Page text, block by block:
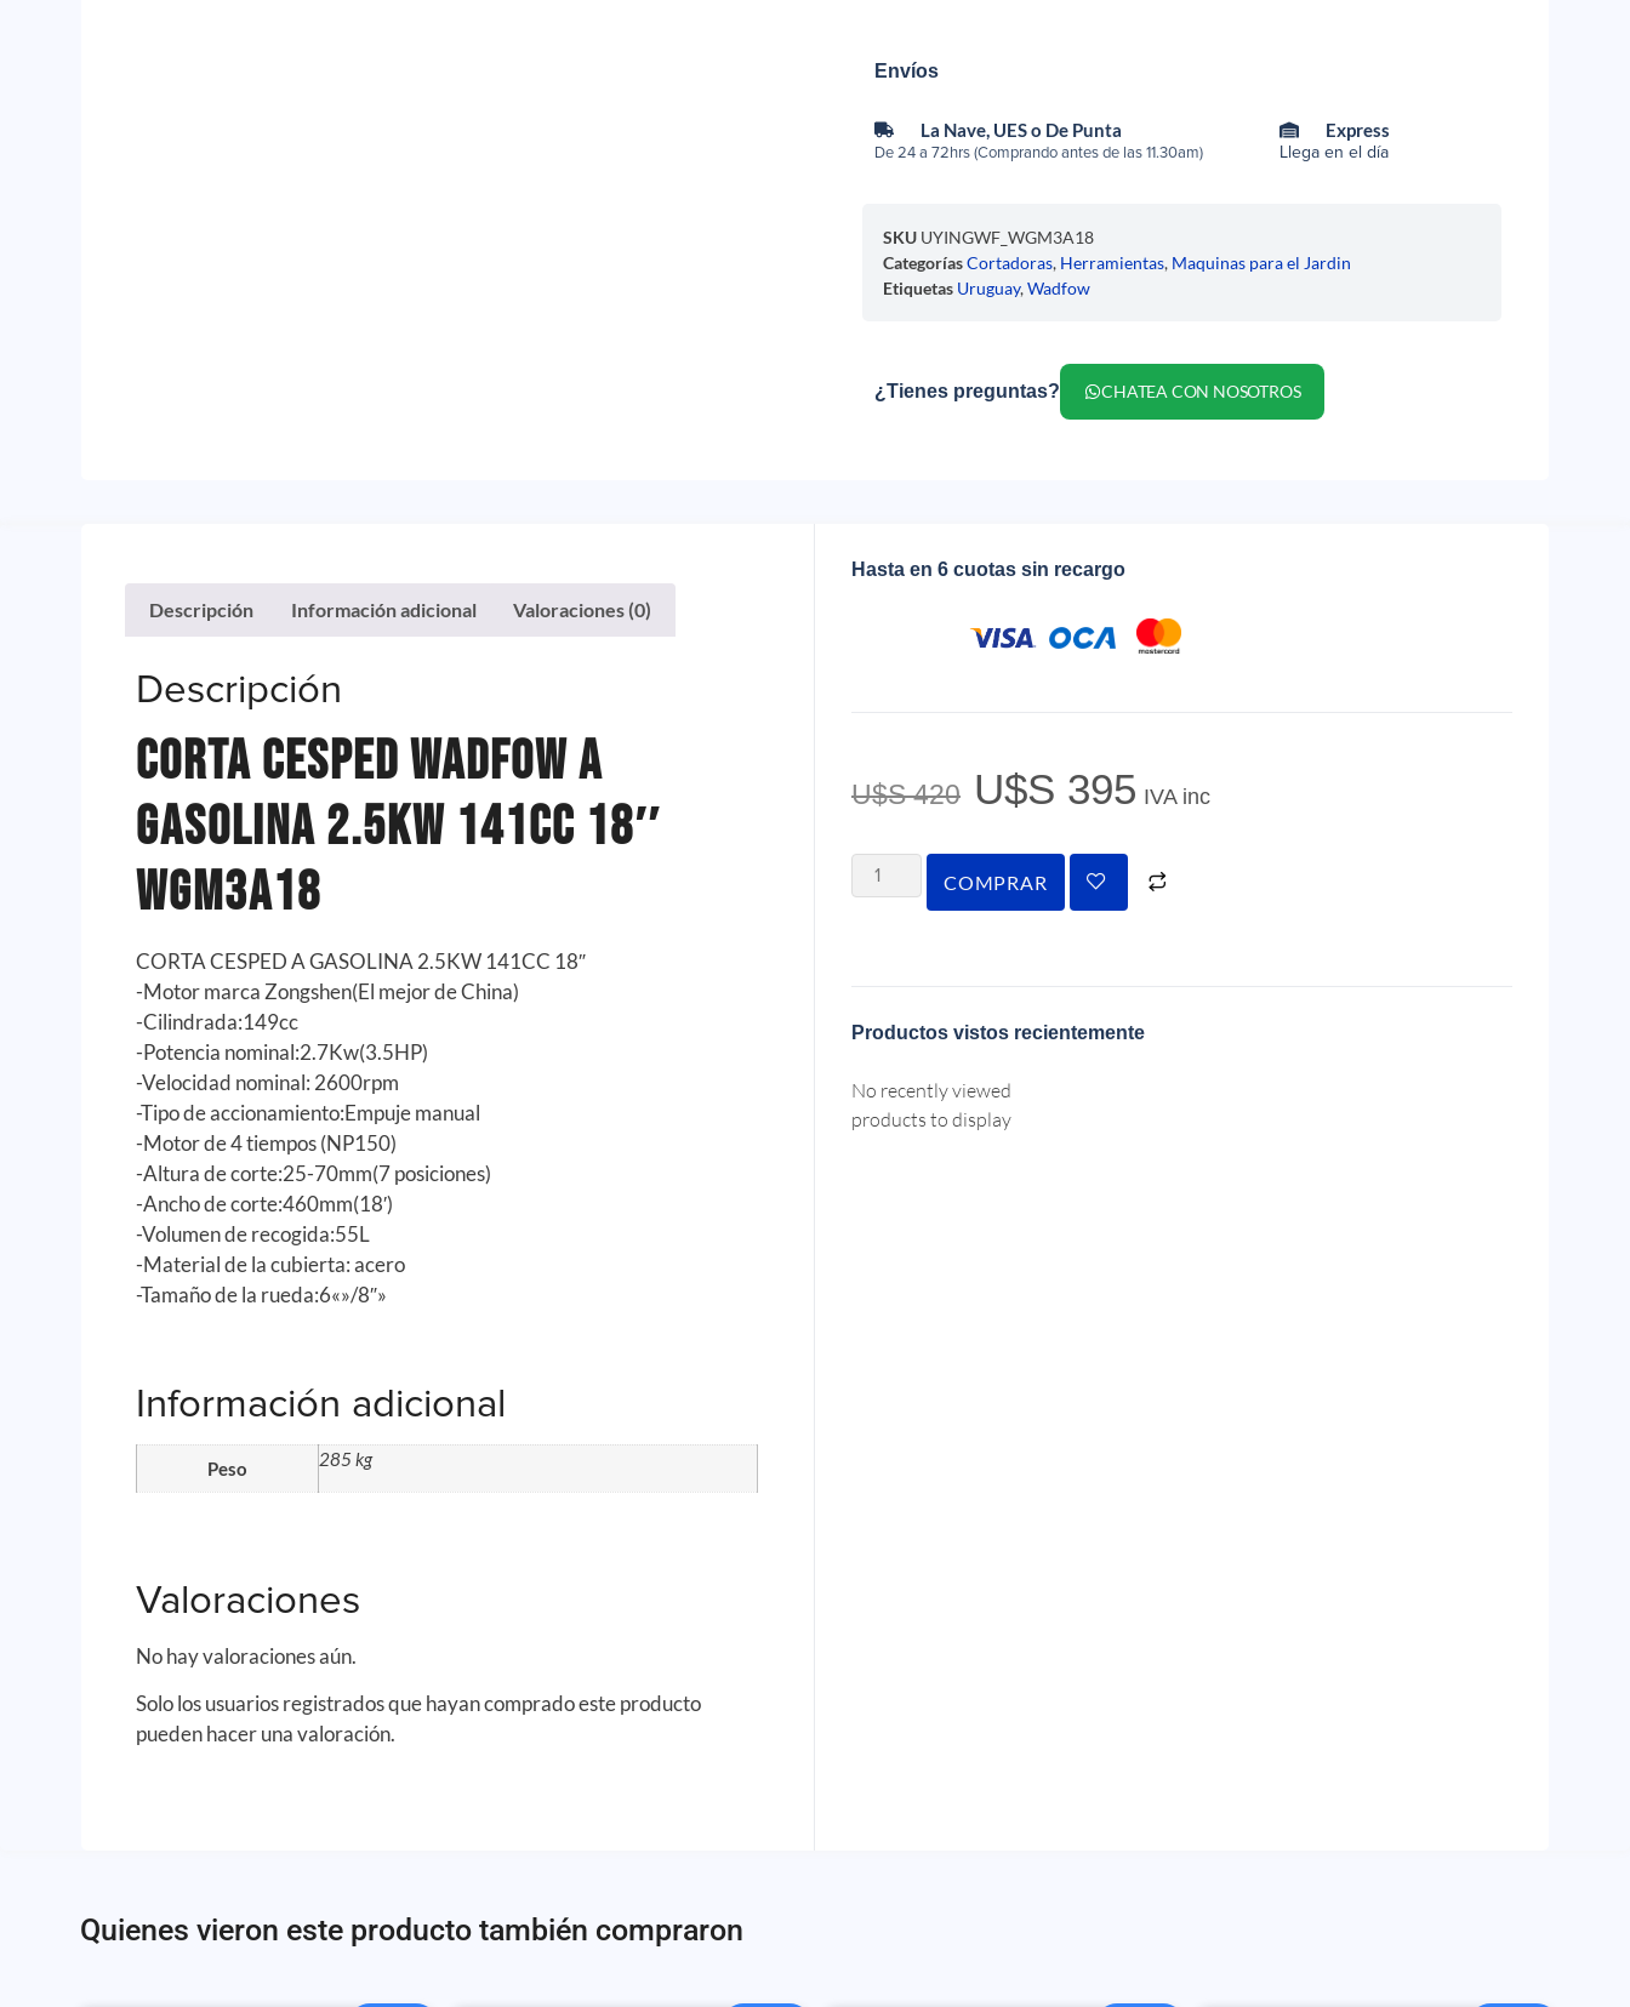
Envíos
La Nave, UES o De Punta
De 24 a 72hrs (Comprando antes de las 11.30am)
Express
Llega en el día
SKU UYINGWF_WGM3A18
CategoríasCortadoras, Herramientas, Maquinas para el Jardin
Etiquetas Uruguay,Wadfow
¿Tienes preguntas? CHATEA CON NOSOTROS
Descripción Información adicional Valoraciones (0)
Descripción
Corta Cesped Wadfow A
Gasolina 2.5KW 141CC 18″
WGM3A18
CORTA CESPED A GASOLINA 2.5KW 141CC 18″
-Motor marca Zongshen(El mejor de China)
-Cilindrada:149cc
-Potencia nominal:2.7Kw(3.5HP)
-Velocidad nominal: 2600rpm
-Tipo de accionamiento:Empuje manual
-Motor de 4 tiempos (NP150)
-Altura de corte:25-70mm(7 posiciones)
-Ancho de corte:460mm(18′)
-Volumen de recogida:55L
-Material de la cubierta: acero
-Tamaño de la rueda:6«»/8″»
Información adicional
Peso 285 kg
Valoraciones
No hay valoraciones aún.
Solo los usuarios registrados que hayan comprado este producto
pueden hacer una valoración.
Hasta en 6 cuotas sin recargo
U$S420 U$S 395 IVA inc
COMPRAR
Productos vistos recientemente
No recently viewed
products to display
Quienes vieron este producto también compraron